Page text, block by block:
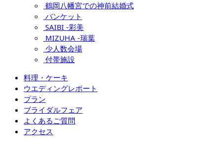
鶴岡八幡宮での神前結婚式
バンケット
SAIBI -彩美
MIZUHA -瑞葉
少人数会場
付帯施設
料理・ケーキ
ウエディングレポート
プラン
ブライダルフェア
よくあるご質問
アクセス